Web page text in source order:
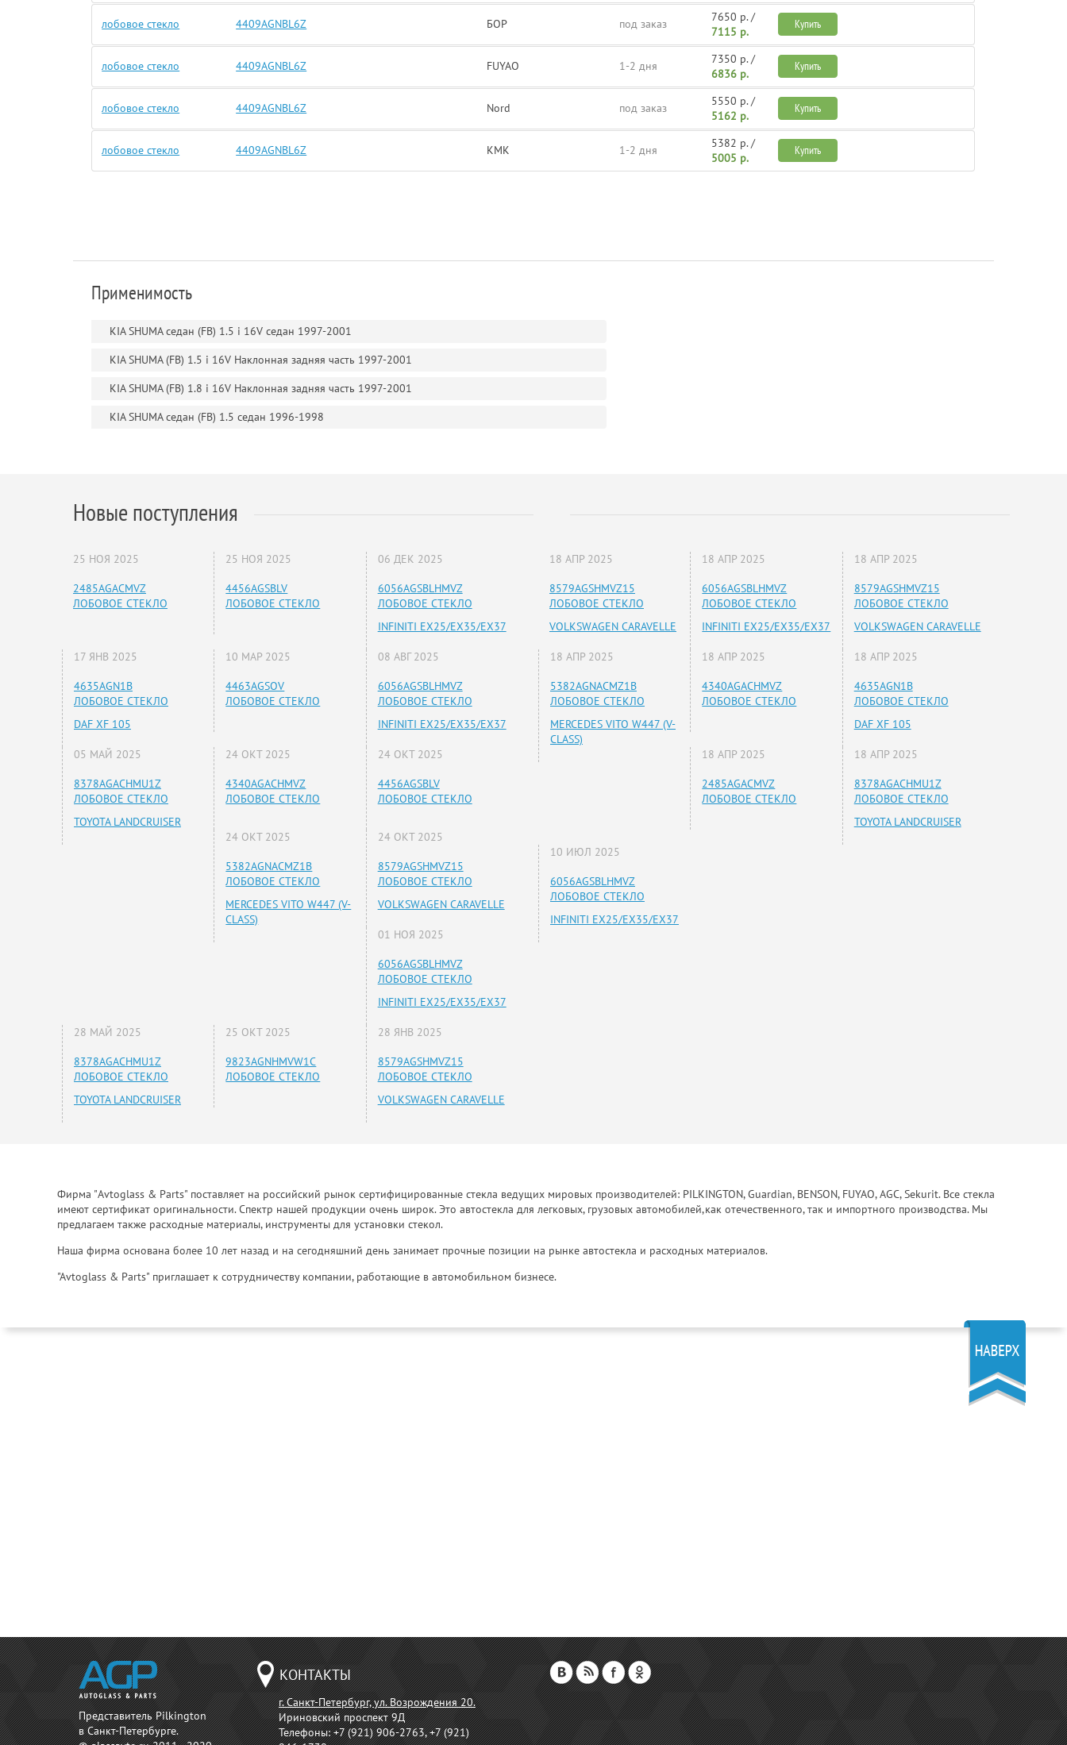
лобовое стекло 4409AGNBL6Z БОР под заказ
7650 р. /
7115 р.
Купить
лобовое стекло 4409AGNBL6Z FUYAO 1-2 дня
7350 р. /
6836 р.
Купить
лобовое стекло 4409AGNBL6Z Nord под заказ
5550 р. /
5162 р.
Купить
лобовое стекло 4409AGNBL6Z KMK 1-2 дня
5382 р. /
5005 р.
Купить
Применимость
KIA SHUMA седан (FB) 1.5 i 16V седан 1997-2001
KIA SHUMA (FB) 1.5 i 16V Наклонная задняя часть 1997-2001
KIA SHUMA (FB) 1.8 i 16V Наклонная задняя часть 1997-2001
KIA SHUMA седан (FB) 1.5 седан 1996-1998
Новые поступления
25 НОЯ 2025
2485AGACMVZ
ЛОБОВОЕ СТЕКЛО
25 НОЯ 2025
4456AGSBLV
ЛОБОВОЕ СТЕКЛО
06 ДЕК 2025
6056AGSBLHMVZ
ЛОБОВОЕ СТЕКЛО
INFINITI EX25/EX35/EX37
17 ЯНВ 2025
4635AGN1B
ЛОБОВОЕ СТЕКЛО
DAF XF 105
10 МАР 2025
4463AGSOV
ЛОБОВОЕ СТЕКЛО
08 АВГ 2025
6056AGSBLHMVZ
ЛОБОВОЕ СТЕКЛО
INFINITI EX25/EX35/EX37
05 МАЙ 2025
8378AGACHMU1Z
ЛОБОВОЕ СТЕКЛО
TOYOTA LANDCRUISER
24 ОКТ 2025
4340AGACHMVZ
ЛОБОВОЕ СТЕКЛО
24 ОКТ 2025
4456AGSBLV
ЛОБОВОЕ СТЕКЛО
24 ОКТ 2025
5382AGNACMZ1B
ЛОБОВОЕ СТЕКЛО
MERCEDES VITO W447 (V-
CLASS)
24 ОКТ 2025
8579AGSHMVZ15
ЛОБОВОЕ СТЕКЛО
VOLKSWAGEN CARAVELLE
01 НОЯ 2025
6056AGSBLHMVZ
ЛОБОВОЕ СТЕКЛО
INFINITI EX25/EX35/EX37
28 МАЙ 2025
8378AGACHMU1Z
ЛОБОВОЕ СТЕКЛО
TOYOTA LANDCRUISER
25 ОКТ 2025
9823AGNHMVW1C
ЛОБОВОЕ СТЕКЛО
28 ЯНВ 2025
8579AGSHMVZ15
ЛОБОВОЕ СТЕКЛО
VOLKSWAGEN CARAVELLE
18 АПР 2025
8579AGSHMVZ15
ЛОБОВОЕ СТЕКЛО
VOLKSWAGEN CARAVELLE
18 АПР 2025
6056AGSBLHMVZ
ЛОБОВОЕ СТЕКЛО
INFINITI EX25/EX35/EX37
18 АПР 2025
8579AGSHMVZ15
ЛОБОВОЕ СТЕКЛО
VOLKSWAGEN CARAVELLE
18 АПР 2025
5382AGNACMZ1B
ЛОБОВОЕ СТЕКЛО
MERCEDES VITO W447 (V-
CLASS)
18 АПР 2025
4340AGACHMVZ
ЛОБОВОЕ СТЕКЛО
18 АПР 2025
4635AGN1B
ЛОБОВОЕ СТЕКЛО
DAF XF 105
18 АПР 2025
2485AGACMVZ
ЛОБОВОЕ СТЕКЛО
18 АПР 2025
8378AGACHMU1Z
ЛОБОВОЕ СТЕКЛО
TOYOTA LANDCRUISER
10 ИЮЛ 2025
6056AGSBLHMVZ
ЛОБОВОЕ СТЕКЛО
INFINITI EX25/EX35/EX37
Фирма "Avtoglass & Parts" поставляет на российский рынок сертифицированные стекла ведущих мировых производителей: PILKINGTON, Guardian, BENSON, FUYAO, AGC, Sekurit. Все стекла
имеют сертификат оригинальности. Спектр нашей продукции очень широк. Это автостекла для легковых, грузовых автомобилей,как отечественного, так и импортного производства. Мы
предлагаем также расходные материалы, инструменты для установки стекол.
Наша фирма основана более 10 лет назад и на сегодняшний день занимает прочные позиции на рынке автостекла и расходных материалов.
"Avtoglass & Parts" приглашает к сотрудничеству компании, работающие в автомобильном бизнесе.
Представитель Pilkington
в Санкт-Петербурге.
КОНТАКТЫ
г. Санкт-Петербург, ул. Возрождения 20.
Ириновский проспект 9Д
Телефоны:+7 (921) 906-2763, +7 (921)